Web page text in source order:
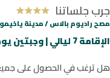
جرب جلساتنا
مصح راديوم بالاس /مدينة
الإقامة 7 ليالي | وجبتين يومياً | 14 جلسة علاجية
هل ترغب في الحصول على جميع